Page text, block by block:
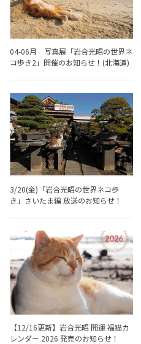
04-06月 写真展「岩合光昭の世界ネ
コ歩き2」開催のお知らせ！(北海道)
3/20(金)「岩合光昭の世界ネコ歩
き」さいたま編 放送のお知らせ！
【12/16更新】岩合光昭 開運 福猫カ
レンダー 2026 発売のお知らせ！